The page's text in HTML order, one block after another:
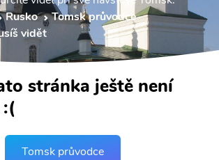
Rusko
Tomsk průvodce
vidět
stránka ještě není
Tomsk průvodce